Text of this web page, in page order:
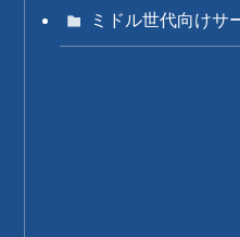
ミドル世代向けサ